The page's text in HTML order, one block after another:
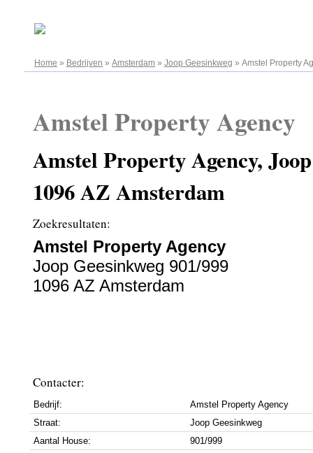
Home » Bedrijven » Amsterdam » Joop Geesinkweg » Amstel Property
Amstel Property Agency
Amstel Property Agency,
1096 AZ Amsterdam
Zoekresultaten:
Amstel Property Agency
Joop Geesinkweg 901/999
1096 AZ Amsterdam
Contacter:
Bedrijf:
Amstel Property Agency
Straat:
Joop Geesinkweg
Aantal House:
901/999